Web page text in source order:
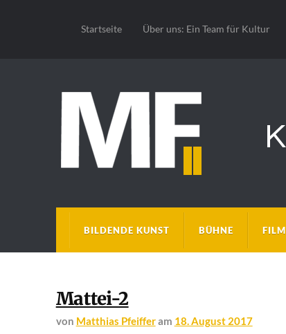
Startseite Über uns: Ein Team für Kultur
BILDENDE KUNST BÜHNE FILM
Mattei-2
von Matthias Pfeifferam 18. August 2017